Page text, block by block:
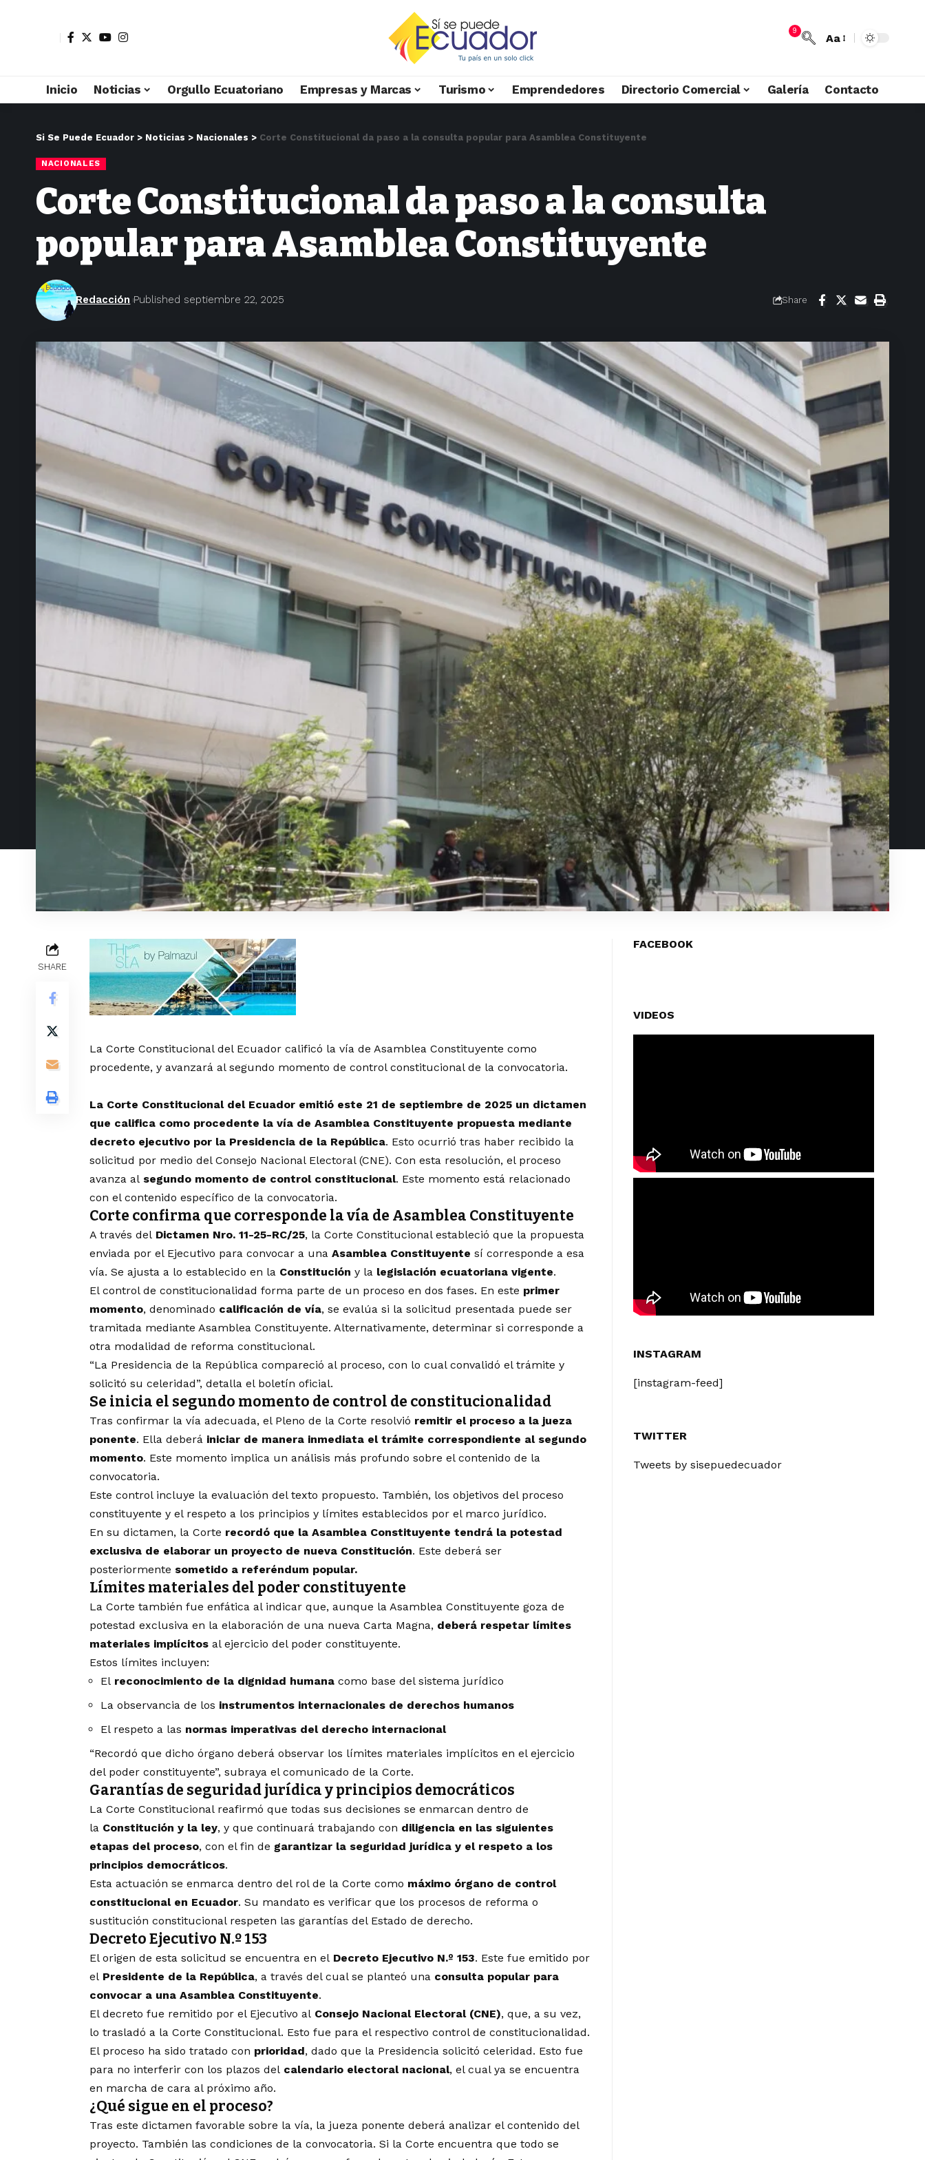
9
Aa
Inicio Noticias Orgullo Ecuatoriano Empresas y Marcas Turismo Emprendedores Directorio Comercial Galería Contacto
Si Se Puede Ecuador > Noticias > Nacionales > Corte Constitucional da paso a la consulta popular para Asamblea Constituyente
NACIONALES
Corte Constitucional da paso a la consulta
popular para Asamblea Constituyente
Redacción Published septiembre 22, 2025 Share
SHARE
La Corte Constitucional del Ecuador calificó la vía de Asamblea Constituyente como
procedente, y avanzará al segundo momento de control constitucional de la convocatoria.
La Corte Constitucional del Ecuador emitió este 21 de septiembre de 2025 un dictamen
que califica como procedente la vía de Asamblea Constituyente propuesta mediante
decreto ejecutivo por la Presidencia de la República. Esto ocurrió tras haber recibido la
solicitud por medio del Consejo Nacional Electoral (CNE). Con esta resolución, el proceso
avanza al segundo momento de control constitucional. Este momento está relacionado
con el contenido específico de la convocatoria.
Corte confirma que corresponde la vía de Asamblea Constituyente
A través del Dictamen Nro. 11-25-RC/25, la Corte Constitucional estableció que la propuesta
enviada por el Ejecutivo para convocar a una Asamblea Constituyente sí corresponde a esa
vía. Se ajusta a lo establecido en la Constitución y la legislación ecuatoriana vigente.
El control de constitucionalidad forma parte de un proceso en dos fases. En este primer
momento, denominado calificación de vía, se evalúa si la solicitud presentada puede ser
tramitada mediante Asamblea Constituyente. Alternativamente, determinar si corresponde a
otra modalidad de reforma constitucional.
“La Presidencia de la República compareció al proceso, con lo cual convalidó el trámite y
solicitó su celeridad”, detalla el boletín oficial.
Se inicia el segundo momento de control de constitucionalidad
Tras confirmar la vía adecuada, el Pleno de la Corte resolvió remitir el proceso a la jueza
ponente. Ella deberá iniciar de manera inmediata el trámite correspondiente al segundo
momento. Este momento implica un análisis más profundo sobre el contenido de la
convocatoria.
Este control incluye la evaluación del texto propuesto. También, los objetivos del proceso
constituyente y el respeto a los principios y límites establecidos por el marco jurídico.
En su dictamen, la Corte recordó que la Asamblea Constituyente tendrá la potestad
exclusiva de elaborar un proyecto de nueva Constitución. Este deberá ser
posteriormente sometido a referéndum popular.
Límites materiales del poder constituyente
La Corte también fue enfática al indicar que, aunque la Asamblea Constituyente goza de
potestad exclusiva en la elaboración de una nueva Carta Magna, deberá respetar límites
materiales implícitos al ejercicio del poder constituyente.
Estos límites incluyen:
El reconocimiento de la dignidad humana como base del sistema jurídico
La observancia de los instrumentos internacionales de derechos humanos
El respeto a las normas imperativas del derecho internacional
“Recordó que dicho órgano deberá observar los límites materiales implícitos en el ejercicio
del poder constituyente”, subraya el comunicado de la Corte.
Garantías de seguridad jurídica y principios democráticos
La Corte Constitucional reafirmó que todas sus decisiones se enmarcan dentro de
la Constitución y la ley, y que continuará trabajando con diligencia en las siguientes
etapas del proceso, con el fin de garantizar la seguridad jurídica y el respeto a los
principios democráticos.
Esta actuación se enmarca dentro del rol de la Corte como máximo órgano de control
constitucional en Ecuador. Su mandato es verificar que los procesos de reforma o
sustitución constitucional respeten las garantías del Estado de derecho.
Decreto Ejecutivo N.º 153
El origen de esta solicitud se encuentra en el Decreto Ejecutivo N.º 153. Este fue emitido por
el Presidente de la República, a través del cual se planteó una consulta popular para
convocar a una Asamblea Constituyente.
El decreto fue remitido por el Ejecutivo al Consejo Nacional Electoral (CNE), que, a su vez,
lo trasladó a la Corte Constitucional. Esto fue para el respectivo control de constitucionalidad.
El proceso ha sido tratado con prioridad, dado que la Presidencia solicitó celeridad. Esto fue
para no interferir con los plazos del calendario electoral nacional, el cual ya se encuentra
en marcha de cara al próximo año.
¿Qué sigue en el proceso?
Tras este dictamen favorable sobre la vía, la jueza ponente deberá analizar el contenido del
proyecto. También las condiciones de la convocatoria. Si la Corte encuentra que todo se
FACEBOOK
VIDEOS
INSTAGRAM
[instagram-feed]
TWITTER
Tweets by sisepuedecuador